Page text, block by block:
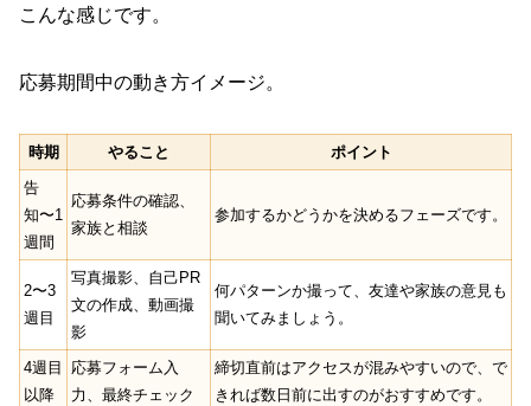
こんな感じです。
応募期間中の動き方イメージ。
時期 やること
ポイント
告
知〜1
週間
応募条件の確認、
家族と相談
参加するかどうかを決めるフェーズです。
2〜3
週目
写真撮影、自己PR
文の作成、動画撮
影
何パターンか撮って、友達や家族の意見も
聞いてみましょう。
4週目
以降
応募フォーム入
力、最終チェック
締切直前はアクセスが混みやすいので、で
きれば数日前に出すのがおすすめです。